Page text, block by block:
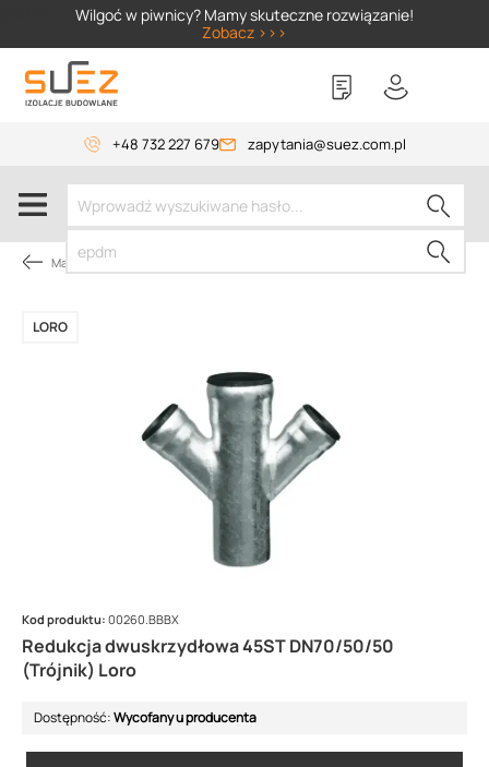
Wilgoć w piwnicy? Mamy skuteczne rozwiązanie!
Zobacz >>>
+48 732 227 679 zapytania@suez.com.pl
Materiały instalacyjne
Redukcja dwuskrzydłowa 45ST DN70/50/50
(Trójnik) Loro
LORO
Kod produktu: 00260.BBBX
Dostępność:Wycofany u producenta